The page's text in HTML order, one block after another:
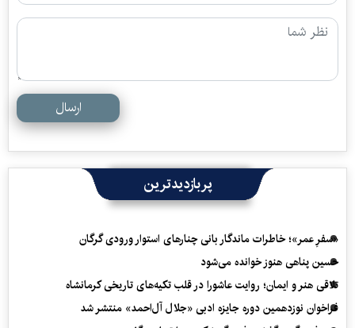
ارسال
پربازدیدترین
«سفرِ عمر»؛ خاطرات ماندگار بانی چنارهای استوار ورودی گرگان
حسین پناهی هنوز خوانده می‌شود
تلاقی هنر و ایمان؛ روایت عاشورا در قلب تکیه‌های تاریخی کرمانشاه
فراخوان نوزدهمین دوره جایزه ادبی «جلال آل‌احمد» منتشر شد